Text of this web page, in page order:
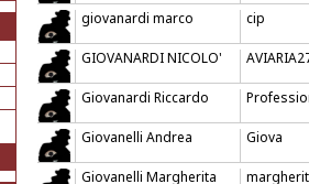
giovanardi marco cip
GIOVANARDI NICOLO'
Giovanardi Riccardo
Giovanelli Andrea Giova
Giovanelli Margherita